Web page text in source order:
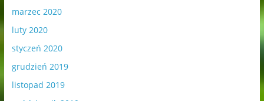
marzec 2020
luty 2020
styczeń 2020
grudzień 2019
listopad 2019